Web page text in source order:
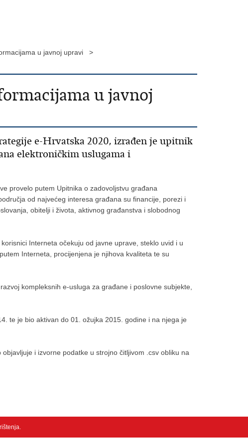
u javnoj upravi >
u javnoj
e-Hrvatska 2020, izrađen je upitnik
elektroničkim uslugama i
provelo putem Upitnika o zadovoljstvu građana
od najvećeg interesa građana su financije, porezi i
obitelji i života, aktivnog građanstva i slobodnog
Interneta očekuju od javne uprave, steklo uvid i u
Interneta, procijenjena je njihova kvaliteta te su
kompleksnih e-usluga za građane i poslovne subjekte,
te je bio aktivan do 01. ožujka 2015. godine i na njega je
i izvorne podatke u strojno čitljivom .csv obliku na
.